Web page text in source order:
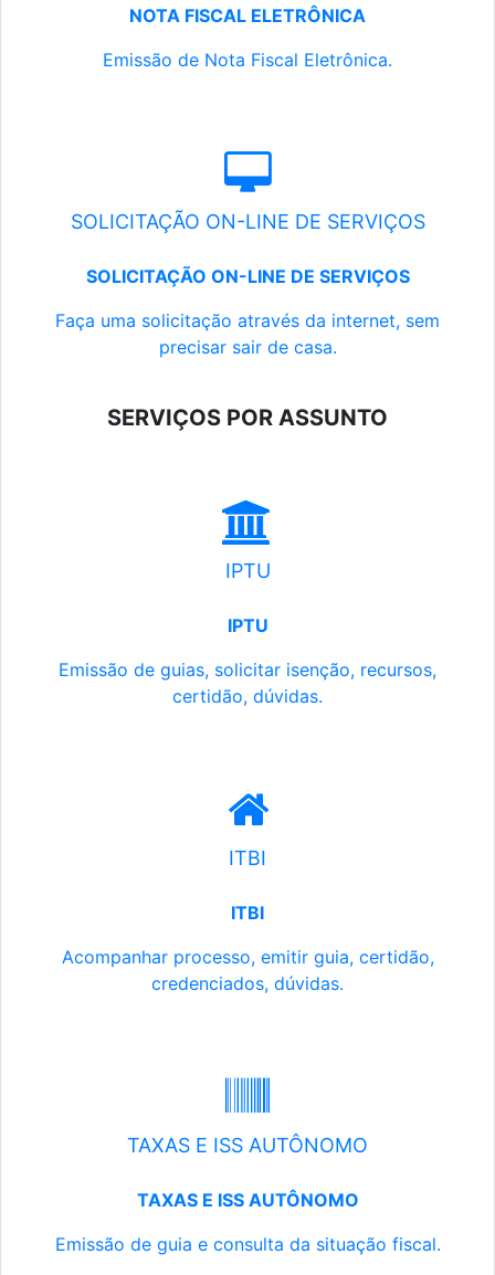
NOTA FISCAL ELETRÔNICA
Emissão de Nota Fiscal Eletrônica.
SOLICITAÇÃO ON-LINE DE SERVIÇOS
SOLICITAÇÃO ON-LINE DE SERVIÇOS
Faça uma solicitação através da internet, sem
precisar sair de casa.
SERVIÇOS POR ASSUNTO
IPTU
IPTU
Emissão de guias, solicitar isenção, recursos,
certidão, dúvidas.
ITBI
ITBI
Acompanhar processo, emitir guia, certidão,
credenciados, dúvidas.
TAXAS E ISS AUTÔNOMO
TAXAS E ISS AUTÔNOMO
Emissão de guia e consulta da situação fiscal.